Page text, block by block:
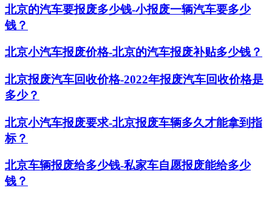
北京的汽车要报废多少钱-小报废一辆汽车要多少
钱？
北京小汽车报废价格-北京的汽车报废补贴多少钱？
北京报废汽车回收价格-2022年报废汽车回收价格是
多少？
北京小汽车报废要求-北京报废车辆多久才能拿到指
标？
北京车辆报废给多少钱-私家车自愿报废能给多少
钱？